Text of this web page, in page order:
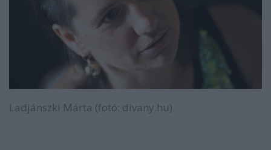
Ladjánszki Márta (fotó: divany.hu)